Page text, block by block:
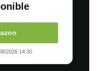
2026 14:30